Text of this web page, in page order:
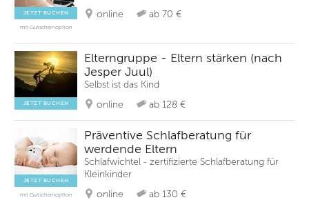
JETZT BUCHEN
mit Gutscheinoption
online
ab 70 €
JETZT BUCHEN
Elterngruppe - Eltern stärken (nach
Jesper Juul)
Selbst ist das Kind
online
ab 128 €
JETZT BUCHEN
mit Gutscheinoption
Präventive Schlafberatung für
werdende Eltern
Schlafwichtel - zertifizierte Schlafberatung für
Kleinkinder
online
ab 130 €